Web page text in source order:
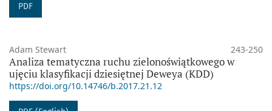
PDF
Adam Stewart 243-250
Analiza tematyczna ruchu zielonoświątkowego w
ujęciu klasyfikacji dziesiętnej Deweya (KDD)
https://doi.org/10.14746/b.2017.21.12